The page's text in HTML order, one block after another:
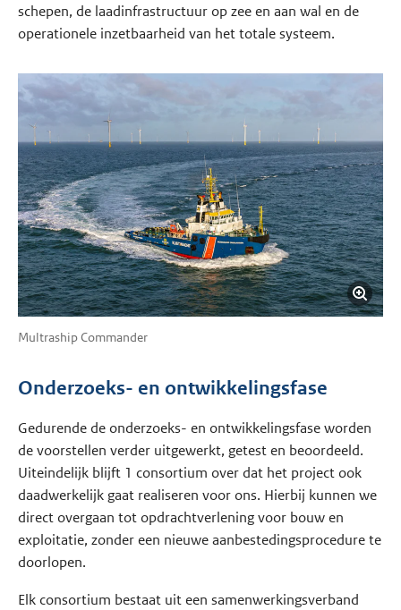
schepen, de laadinfrastructuur op zee en aan wal en de
operationele inzetbaarheid van het totale systeem.
Multraship Commander
Onderzoeks- en ontwikkelingsfase
Gedurende de onderzoeks- en ontwikkelingsfase worden
de voorstellen verder uitgewerkt, getest en beoordeeld.
Uiteindelijk blijft 1 consortium over dat het project ook
daadwerkelijk gaat realiseren voor ons. Hierbij kunnen we
direct overgaan tot opdrachtverlening voor bouw en
exploitatie, zonder een nieuwe aanbestedingsprocedure te
doorlopen.
Elk consortium bestaat uit een samenwerkingsverband